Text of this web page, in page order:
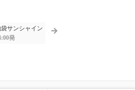
サンシャイン
発